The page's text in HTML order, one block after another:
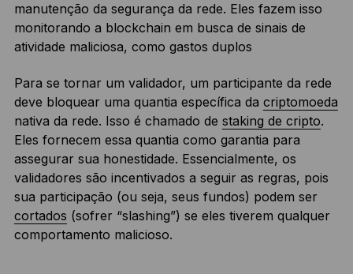
manutenção da segurança da rede. Eles fazem isso
monitorando a blockchain em busca de sinais de
atividade maliciosa, como gastos duplos
Para se tornar um validador, um participante da rede
deve bloquear uma quantia específica da criptomoeda
nativa da rede. Isso é chamado de staking de cripto.
Eles fornecem essa quantia como garantia para
assegurar sua honestidade. Essencialmente, os
validadores são incentivados a seguir as regras, pois
sua participação (ou seja, seus fundos) podem ser
cortados (sofrer “slashing”) se eles tiverem qualquer
comportamento malicioso.